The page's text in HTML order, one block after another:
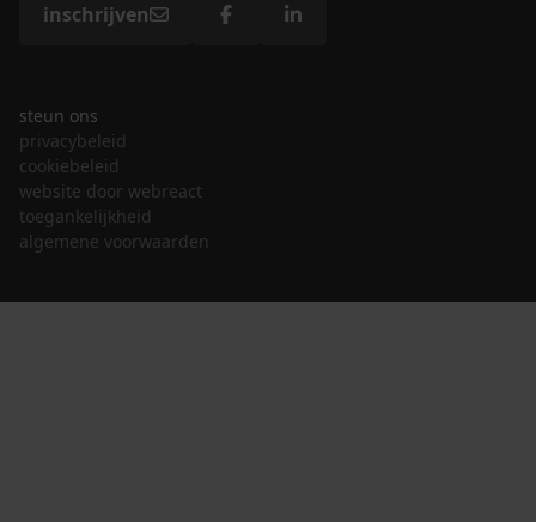
inschrijven
steun ons
privacybeleid
cookiebeleid
website door webreact
toegankelijkheid
algemene voorwaarden